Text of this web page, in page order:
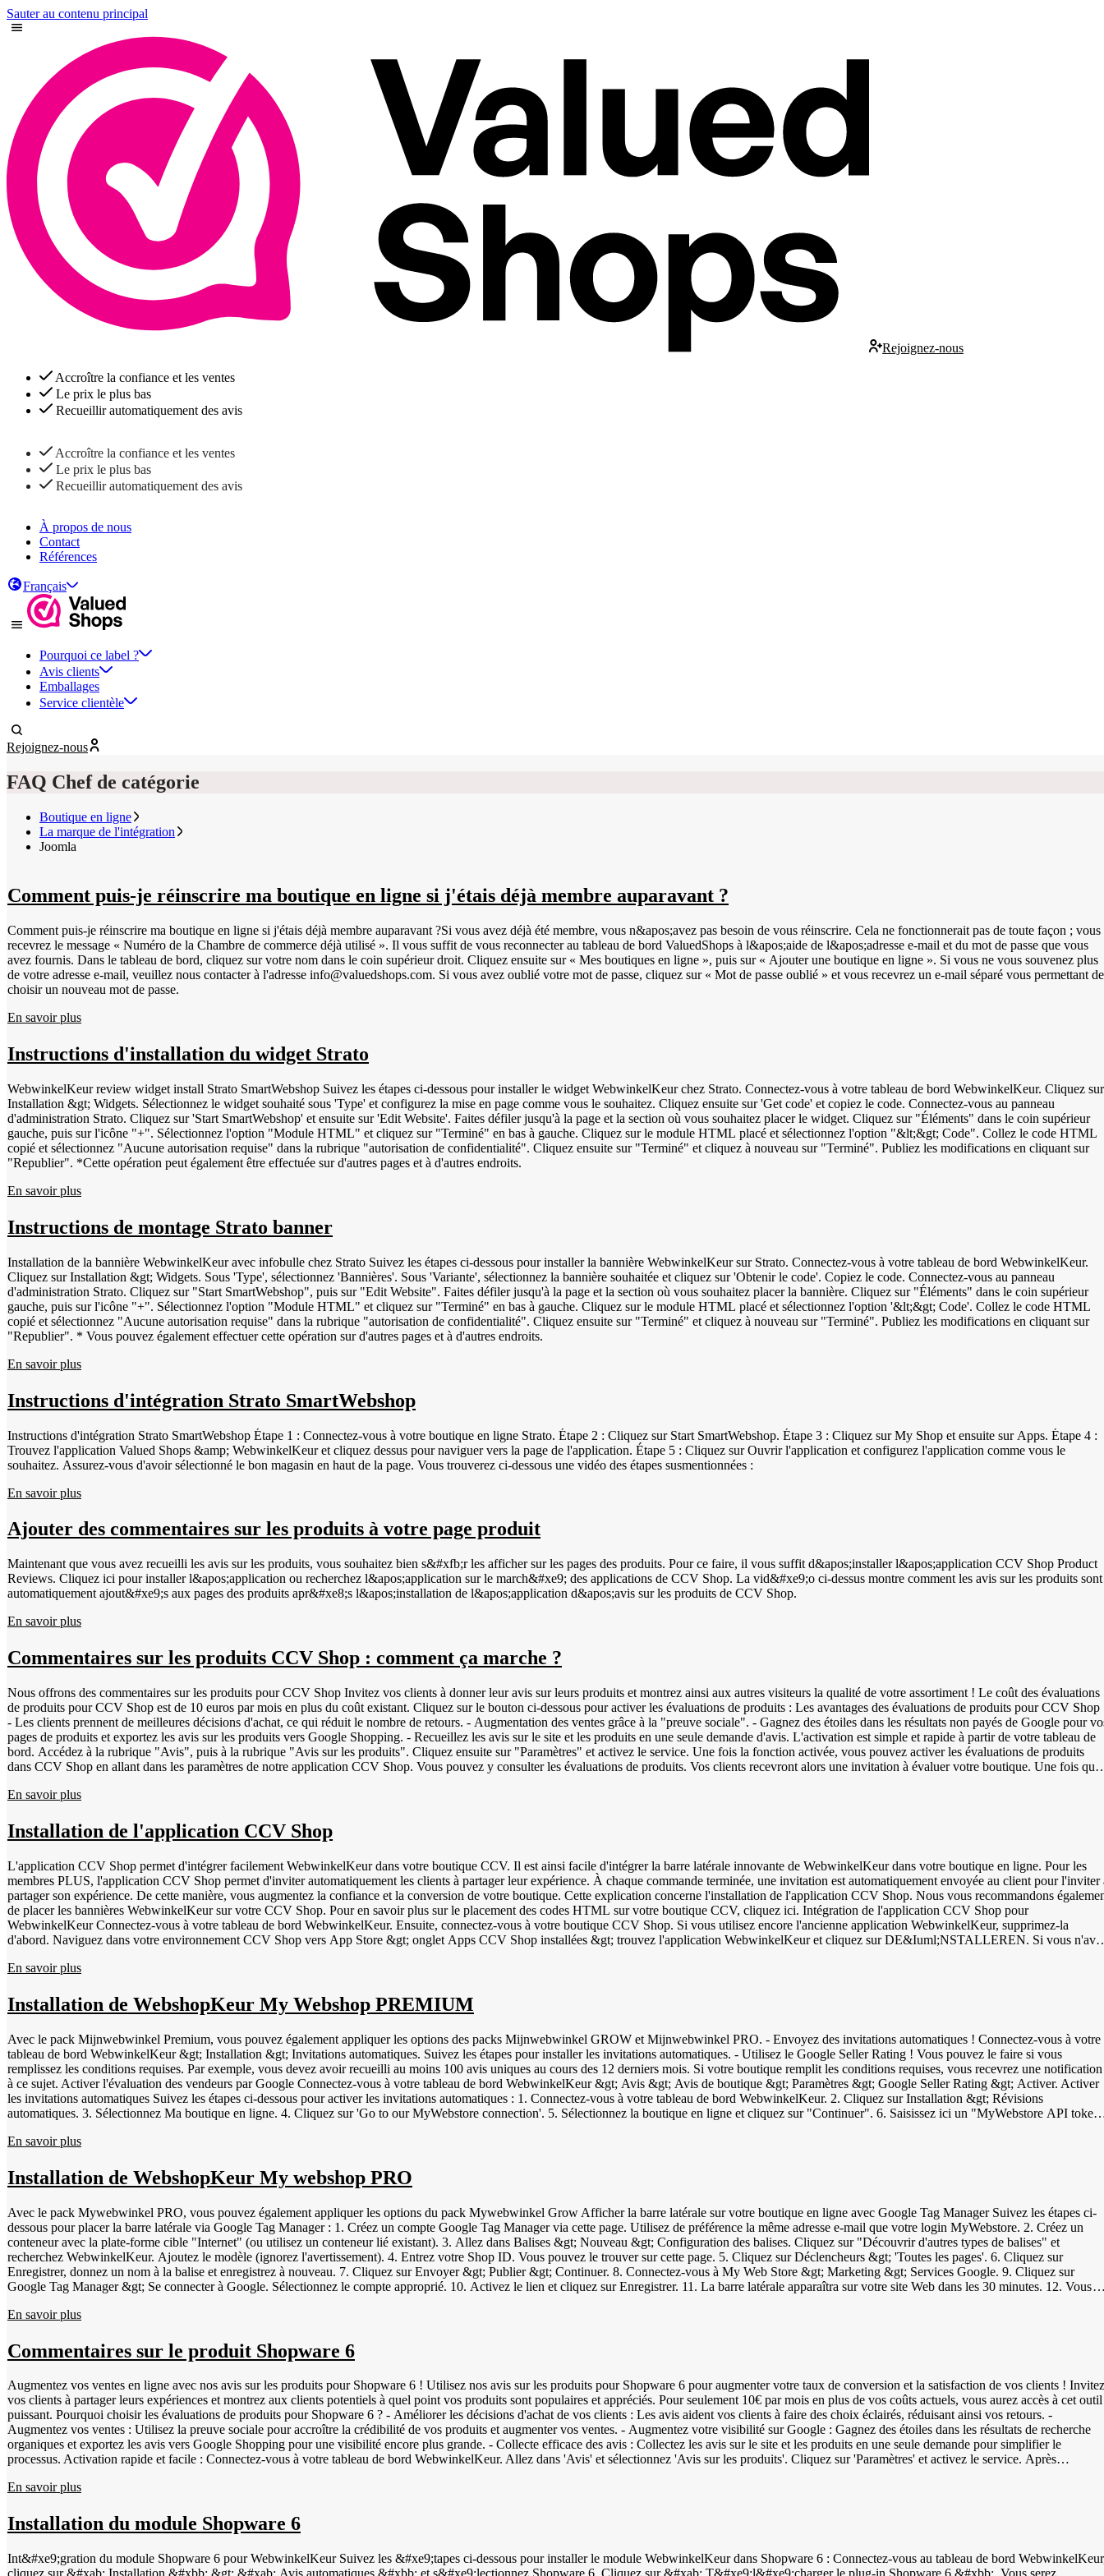
Sauter au contenu principal
Rejoignez-nous
Accroître la confiance et les ventes
Le prix le plus bas
Recueillir automatiquement des avis
Accroître la confiance et les ventes
Le prix le plus bas
Recueillir automatiquement des avis
À propos de nous
Contact
Références
Français
Pourquoi ce label ?
Avis clients
Emballages
Service clientèle
Rejoignez-nous
FAQ Chef de catégorie
Boutique en ligne
La marque de l'intégration
Joomla
Comment puis-je réinscrire ma boutique en ligne si j'étais déjà membre auparavant ?
Comment puis-je réinscrire ma boutique en ligne si j'étais déjà membre auparavant ?Si vous avez déjà été membre, vous n&apos;avez pas besoin de vous réinscrire. Cela ne fonctionnerait pas de toute façon ; vous
recevrez le message « Numéro de la Chambre de commerce déjà utilisé ». Il vous suffit de vous reconnecter au tableau de bord ValuedShops à l&apos;aide de l&apos;adresse e-mail et du mot de passe que vous
avez fournis. Dans le tableau de bord, cliquez sur votre nom dans le coin supérieur droit. Cliquez ensuite sur « Mes boutiques en ligne », puis sur « Ajouter une boutique en ligne ». Si vous ne vous souvenez plus
de votre adresse e-mail, veuillez nous contacter à l'adresse info@valuedshops.com. Si vous avez oublié votre mot de passe, cliquez sur « Mot de passe oublié » et vous recevrez un e-mail séparé vous permettant de
choisir un nouveau mot de passe.
En savoir plus
Instructions d'installation du widget Strato
WebwinkelKeur review widget install Strato SmartWebshop Suivez les étapes ci-dessous pour installer le widget WebwinkelKeur chez Strato. Connectez-vous à votre tableau de bord WebwinkelKeur. Cliquez sur
Installation &gt; Widgets. Sélectionnez le widget souhaité sous 'Type' et configurez la mise en page comme vous le souhaitez. Cliquez ensuite sur 'Get code' et copiez le code. Connectez-vous au panneau
d'administration Strato. Cliquez sur 'Start SmartWebshop' et ensuite sur 'Edit Website'. Faites défiler jusqu'à la page et la section où vous souhaitez placer le widget. Cliquez sur "Éléments" dans le coin supérieur
gauche, puis sur l'icône "+". Sélectionnez l'option "Module HTML" et cliquez sur "Terminé" en bas à gauche. Cliquez sur le module HTML placé et sélectionnez l'option "&lt;&gt; Code". Collez le code HTML
copié et sélectionnez "Aucune autorisation requise" dans la rubrique "autorisation de confidentialité". Cliquez ensuite sur "Terminé" et cliquez à nouveau sur "Terminé". Publiez les modifications en cliquant sur
"Republier". *Cette opération peut également être effectuée sur d'autres pages et à d'autres endroits.
En savoir plus
Instructions de montage Strato banner
Installation de la bannière WebwinkelKeur avec infobulle chez Strato Suivez les étapes ci-dessous pour installer la bannière WebwinkelKeur sur Strato. Connectez-vous à votre tableau de bord WebwinkelKeur.
Cliquez sur Installation &gt; Widgets. Sous 'Type', sélectionnez 'Bannières'. Sous 'Variante', sélectionnez la bannière souhaitée et cliquez sur 'Obtenir le code'. Copiez le code. Connectez-vous au panneau
d'administration Strato. Cliquez sur "Start SmartWebshop", puis sur "Edit Website". Faites défiler jusqu'à la page et la section où vous souhaitez placer la bannière. Cliquez sur "Éléments" dans le coin supérieur
gauche, puis sur l'icône "+". Sélectionnez l'option "Module HTML" et cliquez sur "Terminé" en bas à gauche. Cliquez sur le module HTML placé et sélectionnez l'option '&lt;&gt; Code'. Collez le code HTML
copié et sélectionnez "Aucune autorisation requise" dans la rubrique "autorisation de confidentialité". Cliquez ensuite sur "Terminé" et cliquez à nouveau sur "Terminé". Publiez les modifications en cliquant sur
"Republier". * Vous pouvez également effectuer cette opération sur d'autres pages et à d'autres endroits.
En savoir plus
Instructions d'intégration Strato SmartWebshop
Instructions d'intégration Strato SmartWebshop Étape 1 : Connectez-vous à votre boutique en ligne Strato. Étape 2 : Cliquez sur Start SmartWebshop. Étape 3 : Cliquez sur My Shop et ensuite sur Apps. Étape 4 :
Trouvez l'application Valued Shops &amp; WebwinkelKeur et cliquez dessus pour naviguer vers la page de l'application. Étape 5 : Cliquez sur Ouvrir l'application et configurez l'application comme vous le
souhaitez. Assurez-vous d'avoir sélectionné le bon magasin en haut de la page. Vous trouverez ci-dessous une vidéo des étapes susmentionnées :
En savoir plus
Ajouter des commentaires sur les produits à votre page produit
Maintenant que vous avez recueilli les avis sur les produits, vous souhaitez bien s&#xfb;r les afficher sur les pages des produits. Pour ce faire, il vous suffit d&apos;installer l&apos;application CCV Shop Product
Reviews. Cliquez ici pour installer l&apos;application ou recherchez l&apos;application sur le march&#xe9; des applications de CCV Shop. La vid&#xe9;o ci-dessus montre comment les avis sur les produits sont
automatiquement ajout&#xe9;s aux pages des produits apr&#xe8;s l&apos;installation de l&apos;application d&apos;avis sur les produits de CCV Shop.
En savoir plus
Commentaires sur les produits CCV Shop : comment ça marche ?
Nous offrons des commentaires sur les produits pour CCV Shop Invitez vos clients à donner leur avis sur leurs produits et montrez ainsi aux autres visiteurs la qualité de votre assortiment ! Le coût des évaluations
de produits pour CCV Shop est de 10 euros par mois en plus du coût existant. Cliquez sur le bouton ci-dessous pour activer les évaluations de produits : Les avantages des évaluations de produits pour CCV Shop :
- Les clients prennent de meilleures décisions d'achat, ce qui réduit le nombre de retours. - Augmentation des ventes grâce à la "preuve sociale". - Gagnez des étoiles dans les résultats non payés de Google pour
pages de produits et exportez les avis sur les produits vers Google Shopping. - Recueillez les avis sur le site et les produits en une seule demande d'avis. L'activation est simple et rapide à partir de votre tableau de
bord. Accédez à la rubrique "Avis", puis à la rubrique "Avis sur les produits". Cliquez ensuite sur "Paramètres" et activez le service. Une fois la fonction activée, vous pouvez activer les évaluations de produits
dans CCV Shop en allant dans les paramètres de notre application CCV Shop. Vous pouvez y consulter les évaluations de produits. Vos clients recevront alors une invitation à évaluer votre boutique. Une fois
produit, connectez-vous à votre WWK Dashboard &gt; Invitations. Les invitations envoyées avec l'option de laisser un avis sur un produit sont reconnaissables à l'icône d'un panier d'achat gris. Ajoutez des codes
que Google peuvent facilement trouver les produits. Il existe différents types de codes GTIN : - EAN | European Article Numbering | Code à barres à 8 ou 13 chiffres - JAN | Japanese Article Numbering | Code à
barres à 8 ou 13 chiffres - UPC | Code universel des produits | Code à barres à 12 chiffres - ISBN | Numérotation internationale normalisée du livre | Numéro à 13 chiffres - IFT-14 | Interleaved Two of Five |
Métadonnées. Cliquez sur le bouton ci-dessous pour activer les évaluations de produits :
En savoir plus
Installation de l'application CCV Shop
L'application CCV Shop permet d'intégrer facilement WebwinkelKeur dans votre boutique CCV. Il est ainsi facile d'intégrer la barre latérale innovante de WebwinkelKeur dans votre boutique en ligne. Pour les
membres PLUS, l'application CCV Shop permet d'inviter automatiquement les clients à partager leur expérience. À chaque commande terminée, une invitation est automatiquement envoyée au client pour l'inviter
partager son expérience. De cette manière, vous augmentez la confiance et la conversion de votre boutique. Cette explication concerne l'installation de l'application CCV Shop. Nous vous recommandons
de placer les bannières WebwinkelKeur sur votre CCV Shop. Pour en savoir plus sur le placement des codes HTML sur votre boutique CCV, cliquez ici. Intégration de l'application CCV Shop pour
WebwinkelKeur Connectez-vous à votre tableau de bord WebwinkelKeur. Ensuite, connectez-vous à votre boutique CCV Shop. Si vous utilisez encore l'ancienne application WebwinkelKeur, supprimez-la
d'abord. Naviguez dans votre environnement CCV Shop vers App Store &gt; onglet Apps CCV Shop installées &gt; trouvez l'application WebwinkelKeur et cliquez sur DE&Iuml;NSTALLEREN. Si vous
l'application selon vos préférences. Vous pouvez notamment déterminer si les clients reçoivent à nouveau une invitation lorsqu'ils passent une deuxième commande et si les invitations sont envoyées après la
n'y a pas de conflits avec d'autres codes (JavaScript) dans votre boutique en ligne. Passez une commande test et vérifiez que tout fonctionne correctement. Vérifiez dans votre tableau de bord WebwinkelKeur sous
"Revues &gt; Invitations" si les invitations sont envoyées correctement. Facultatif : vous pouvez également placer le widget ou la bannière WebwinkelKeur. Pour ce faire, suivez les étapes suivantes.
En savoir plus
Installation de WebshopKeur My Webshop PREMIUM
Avec le pack Mijnwebwinkel Premium, vous pouvez également appliquer les options des packs Mijnwebwinkel GROW et Mijnwebwinkel PRO. - Envoyez des invitations automatiques ! Connectez-vous à votre
tableau de bord WebwinkelKeur &gt; Installation &gt; Invitations automatiques. Suivez les étapes pour installer les invitations automatiques. - Utilisez le Google Seller Rating ! Vous pouvez le faire si vous
remplissez les conditions requises. Par exemple, vous devez avoir recueilli au moins 100 avis uniques au cours des 12 derniers mois. Si votre boutique remplit les conditions requises, vous recevrez une notification
à ce sujet. Activer l'évaluation des vendeurs par Google Connectez-vous à votre tableau de bord WebwinkelKeur &gt; Avis &gt; Avis de boutique &gt; Paramètres &gt; Google Seller Rating &gt; Activer. Activer
les invitations automatiques Suivez les étapes ci-dessous pour activer les invitations automatiques : 1. Connectez-vous à votre tableau de bord WebwinkelKeur. 2. Cliquez sur Installation &gt; Révisions
automatiques. 3. Sélectionnez Ma boutique en ligne. 4. Cliquez sur 'Go to our MyWebstore connection'. 5. Sélectionnez la boutique en ligne et cliquez sur "Continuer". 6. Saisissez ici un "MyWebstore API
Token". 11. Pour le partenaire, sélectionnez 'WebwinkelKeur' et cliquez sur Enregistrer. 12. Cliquez sur "Show token" et copiez le code. 13. Collez ce code dans votre tableau de bord WebwinkelKeur sous
En savoir plus
Installation de WebshopKeur My webshop PRO
Avec le pack Mywebwinkel PRO, vous pouvez également appliquer les options du pack Mywebwinkel Grow Afficher la barre latérale sur votre boutique en ligne avec Google Tag Manager Suivez les étapes ci-
dessous pour placer la barre latérale via Google Tag Manager : 1. Créez un compte Google Tag Manager via cette page. Utilisez de préférence la même adresse e-mail que votre login MyWebstore. 2. Créez un
conteneur avec la plate-forme cible "Internet" (ou utilisez un conteneur lié existant). 3. Allez dans Balises &gt; Nouveau &gt; Configuration des balises. Cliquez sur "Découvrir d'autres types de balises" et
recherchez WebwinkelKeur. Ajoutez le modèle (ignorez l'avertissement). 4. Entrez votre Shop ID. Vous pouvez le trouver sur cette page. 5. Cliquez sur Déclencheurs &gt; 'Toutes les pages'. 6. Cliquez sur
Enregistrer, donnez un nom à la balise et enregistrez à nouveau. 7. Cliquez sur Envoyer &gt; Publier &gt; Continuer. 8. Connectez-vous à My Web Store &gt; Marketing &gt; Services Google. 9. Cliquez sur
Google Tag Manager &gt; Se connecter à Google. Sélectionnez le compte approprié. 10. Activez le lien et cliquez sur Enregistrer. 11. La barre latérale apparaîtra sur votre site Web dans les 30 minutes. 12. Vous
barre latérale, vous pouvez également installer le widget : 1. Connectez-vous à votre tableau de bord WebwinkelKeur &gt; Installation &gt; Widgets. 2. Configurez la disposition du widget. 3. En bas, cliquez sur
BBCode en tant que texte et cliquez sur Appliquer. 7. Cliquez sur Enregistrer. Dans la vidéo ci-dessous, vous pouvez revoir les étapes : Votre navigateur ne prend pas en charge la balise vidéo. Installer le widget
WebwinkelKeur sans Google Tag Manager Nous recommandons de toujours utiliser Google Tag Manager. Vous ne voulez pas (encore) l'utiliser ? Alors il y a une alternative, mais elle a des capacités limitées et
WebwinkelKeur. 2. Naviguez vers Installation &gt; Bannières. 3. Sélectionnez la bannière souhaitée et changez le type en PNG. 4. Cliquez avec le bouton droit de la souris &gt; Enregistrer l'image sous... et
enregistrez. 5. Téléchargez l'image dans My Web Store &gt; Paramètres &gt; Design &gt; Images. 6. Naviguez ensuite vers Paramètres &gt; Conception &gt; Mise en page. 7. Faites glisser un élément Image à
l'emplacement souhaité. 8. Sélectionnez l'image et ajoutez l'URL du lien (qui se trouve dans le code de la bannière). 9. Cliquez sur Appliquer, puis sur Enregistrer. Dans la vidéo ci-dessous, vous pouvez voir les
étapes ci-dessus : Votre navigateur ne prend pas en charge la balise vidéo.
En savoir plus
Commentaires sur le produit Shopware 6
Augmentez vos ventes en ligne avec nos avis sur les produits pour Shopware 6 ! Utilisez nos avis sur les produits pour Shopware 6 pour augmenter votre taux de conversion et la satisfaction de vos clients ! Invitez
vos clients à partager leurs expériences et montrez aux clients potentiels à quel point vos produits sont populaires et appréciés. Pour seulement 10€ par mois en plus de vos coûts actuels, vous aurez accès à cet outil
puissant. Pourquoi choisir les évaluations de produits pour Shopware 6 ? - Améliorer les décisions d'achat de vos clients : Les avis aident vos clients à faire des choix éclairés, réduisant ainsi vos retours. -
Augmentez vos ventes : Utilisez la preuve sociale pour accroître la crédibilité de vos produits et augmenter vos ventes. - Augmentez votre visibilité sur Google : Gagnez des étoiles dans les résultats de recherche
organiques et exportez les avis vers Google Shopping pour une visibilité encore plus grande. - Collecte efficace des avis : Collectez les avis sur le site et les produits en une seule demande pour simplifier le
processus. Activation rapide et facile : Connectez-vous à votre tableau de bord WebwinkelKeur. Allez dans 'Avis' et sélectionnez 'Avis sur les produits'. Cliquez sur 'Paramètres' et activez le service. Après
l'extension, puis sur "Configurer". Descendez jusqu'à "Invitations" et activez "Évaluations de produits". Vos clients recevront désormais des invitations à évaluer votre boutique en ligne. Après leur évaluation, ils
reconnaissables à l'icône grise du panier d'achat. Augmentez votre visibilité avec les codes GTIN : Utilisez le GTIN (Global Trade Item Number) pour différencier facilement vos produits et augmenter votre
visibilité dans les moteurs de recherche tels que Google. Ajoutez des codes GTIN uniques à chaque produit : - EAN (European Article Numbering) : Code-barres à 8 ou 13 chiffres - JAN (Japanese Article
Numéro à 13 chiffres - IFT-14 (Interleaved Two of Five) : Numéro à 14 chiffres Ajoutez simplement ces codes dans votre tableau de bord Shopware sous 'Catalogues' &gt; 'Produits' &gt; sélectionnez un produit
En savoir plus
Installation du module Shopware 6
Int&#xe9;gration du module Shopware 6 pour WebwinkelKeur Suivez les &#xe9;tapes ci-dessous pour installer le module WebwinkelKeur dans Shopware 6 : Connectez-vous au tableau de bord WebwinkelKeur,